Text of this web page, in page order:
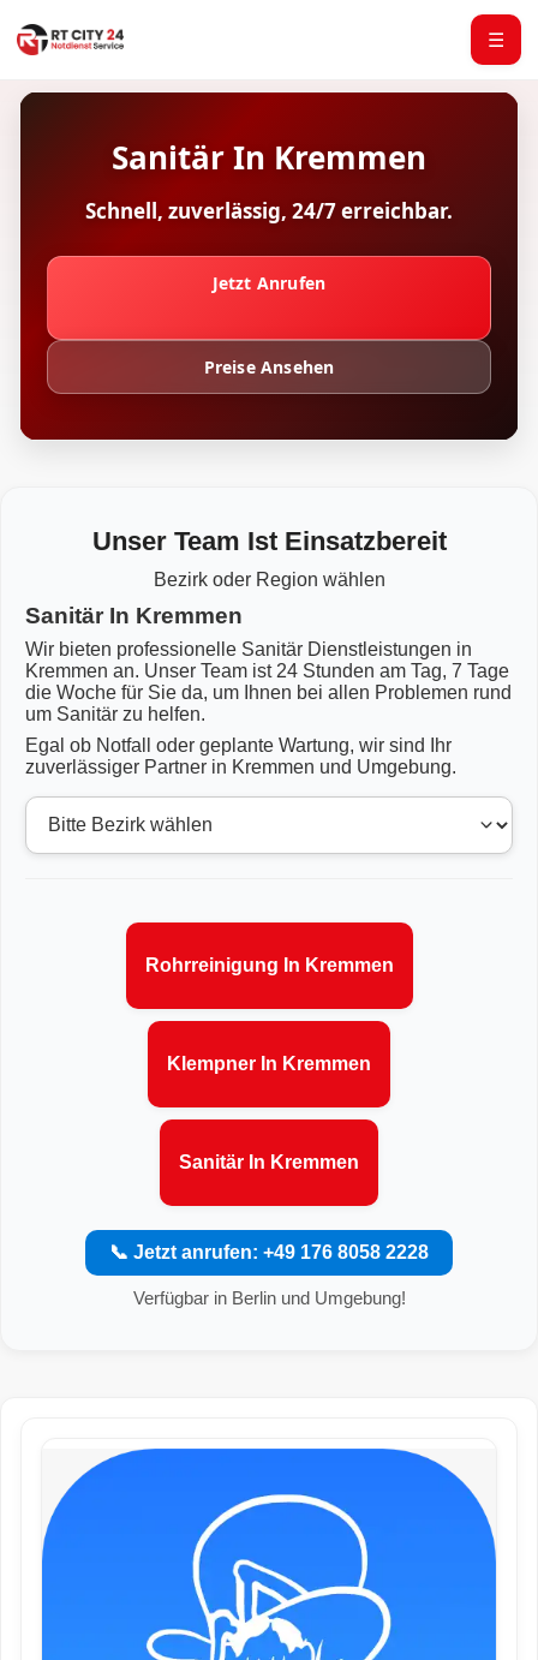
☰
Sanitär In Kremmen
Schnell, zuverlässig, 24/7 erreichbar.
Jetzt Anrufen
Preise Ansehen
Unser Team Ist Einsatzbereit
Bezirk oder Region wählen
Sanitär In Kremmen
Wir bieten professionelle Sanitär Dienstleistungen in
Kremmen an. Unser Team ist 24 Stunden am Tag, 7 Tage
die Woche für Sie da, um Ihnen bei allen Problemen rund
um Sanitär zu helfen.
Egal ob Notfall oder geplante Wartung, wir sind Ihr
zuverlässiger Partner in Kremmen und Umgebung.
Rohrreinigung In Kremmen
Klempner In Kremmen
Sanitär In Kremmen
📞 Jetzt anrufen: +49 176 8058 2228
Verfügbar in Berlin und Umgebung!